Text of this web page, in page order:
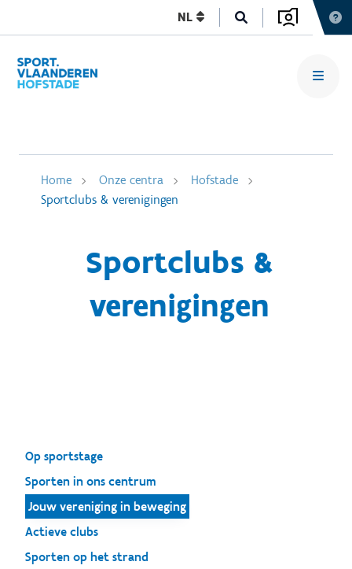
NL
Home Onze centra
Hofstade
Sportclubs & verenigingen
Sportclubs &
verenigingen
Op sportstage
Sporten in ons centrum
Jouw vereniging in beweging
Actieve clubs
Sporten op het strand